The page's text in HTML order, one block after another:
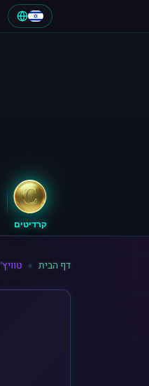
קרדיטים
דף הבית » טוויץ׳